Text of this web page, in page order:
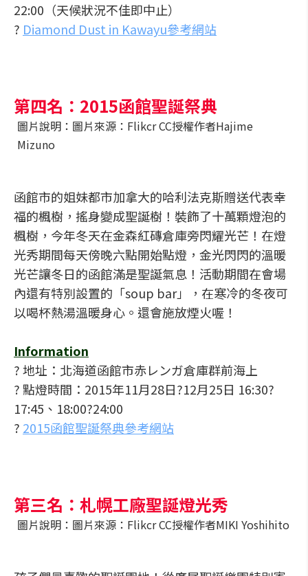
22:00（天候狀況不佳即中止）
? Diamond Dust in Kawayu參考網站
第四名：2015函館聖誕祭典
圖片說明：圖片來源：Flikcr CC授權作者Hajime
Mizuno
函館市的姐妹都市加拿大的哈利法克斯贈送代表幸
福的楓樹，搖身變成聖誕樹！裝飾了十萬顆燈泡的
楓樹，今年冬天在金森紅磚倉庫旁閃耀光芒！在燈
光秀期間每天傍晚六點開始點燈，金光閃閃的溫暖
光芒讓冬日的函館滿是聖誕氣息！活動期間在會場
內還有特別設置的「soup bar」，在寒冷的冬夜可
以喝杯熱湯溫暖身心。還會施放煙火喔！
Information
? 地址：北海道函館市赤レンガ倉庫群前海上
? 點燈時間：2015年11月28日?12月25日 16:30?
17:45、18:00?24:00
? 2015函館聖誕祭典參考網站
第三名：札幌工廠聖誕燈光秀
圖片說明：圖片來源：Flikcr CC授權作者MIKI Yoshihito